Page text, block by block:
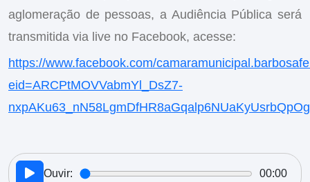
aglomeração de pessoas, a Audiência Pública será
transmitida via live no Facebook, acesse:
https://www.facebook.com/
eid=ARCPtMOVVabmYl_DsZ7-
Ouvir: 00:00